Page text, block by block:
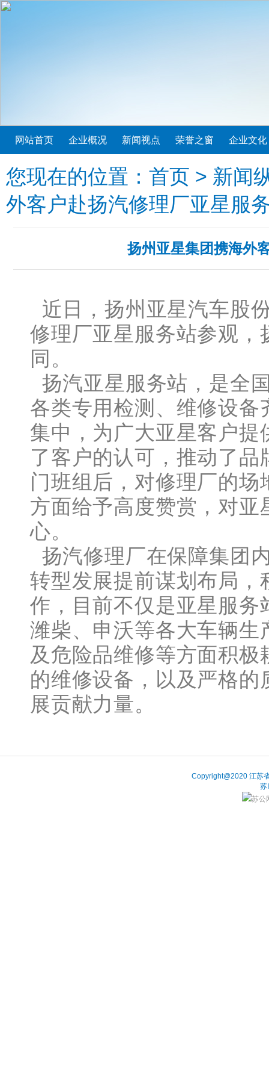
网站首页 企业概况 新闻视点 荣誉之窗 企业文化
您现在的位置： 首页 > 新闻
外客户赴扬汽修理厂亚星服
扬州亚星集团携海外
近日，扬州亚星汽车股
修理厂亚星服务站参观
同。
扬汽亚星服务站，是全
各类专用检测、维修设
集中，为广大亚星客户
了客户的认可，推动了
门班组后，对修理厂的
方面给予高度赞赏，对
心。
扬汽修理厂在保障集团
转型发展提前谋划布局
作，目前不仅是亚星服
潍柴、申沃等各大车辆
及危险品维修等方面积
的维修设备，以及严格
展贡献力量。
Copyright@2020 江苏
苏
苏公